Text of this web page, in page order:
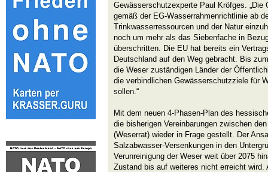
Gewässerschutzexperte Paul Kröfges. „Die
gemäß der EG-Wasserrahmenrichtlinie ab
Trinkwasserressourcen und der Natur
noch um mehr als das Siebenfache in
überschritten. Die EU hat bereits ein
Deutschland auf den Weg gebracht. Bis
die Weser zuständigen Länder der
die verbindlichen Gewässerschutzziele für
sollen.“
Mit dem neuen 4-Phasen-Plan des
die bisherigen Vereinbarungen zwischen
(Weserrat) wieder in Frage gestellt. Der
Salzabwasser-Versenkungen in den
Verunreinigung der Weser weit über 2075
Zustand bis auf weiteres nicht erreicht wird.